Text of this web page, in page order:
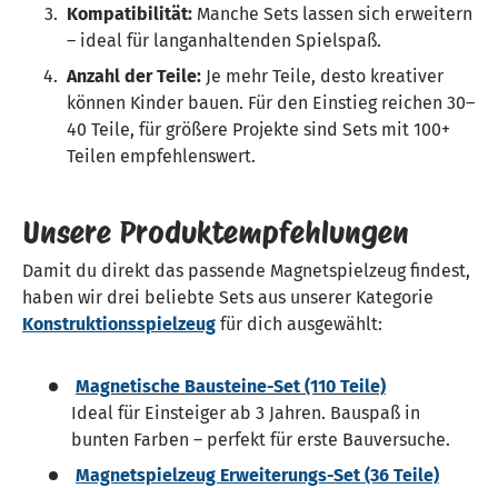
Kompatibilität: Manche Sets lassen sich erweitern
– ideal für langanhaltenden Spielspaß.
Anzahl der Teile: Je mehr Teile, desto kreativer
können Kinder bauen. Für den Einstieg reichen 30–
40 Teile, für größere Projekte sind Sets mit 100+
Teilen empfehlenswert.
Unsere Produktempfehlungen
Damit du direkt das passende Magnetspielzeug findest,
haben wir drei beliebte Sets aus unserer Kategorie
Konstruktionsspielzeug für dich ausgewählt:
Magnetische Bausteine-Set (110 Teile)
Ideal für Einsteiger ab 3 Jahren. Bauspaß in
bunten Farben – perfekt für erste Bauversuche.
Magnetspielzeug Erweiterungs-Set (36 Teile)